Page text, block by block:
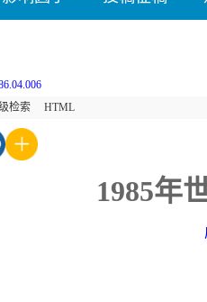
检索 HTML
1985年